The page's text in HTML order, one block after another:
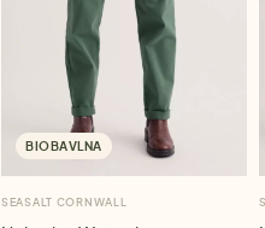
BIOBAVLNA
SEASALT CORNWALL